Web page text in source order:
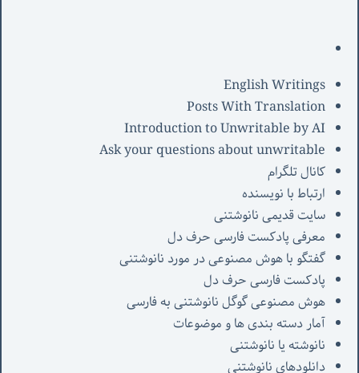
English Writings
Posts With Translation
Introduction to Unwritable by AI
Ask your questions about unwritable
کانال تلگرام
ارتباط با نویسنده
سایت قدیمی نانوشتنی
معرفی پادکست فارسی حرف دل
گفتگو با هوش مصنوعی در مورد نانوشتنی
پادکست فارسی حرف دل
هوش مصنوعی گوگل نانوشتنی به فارسی
آمار دسته بندی ها و موضوعات
نانوشته یا نانوشتنی
دانلودهای نانوشتنی